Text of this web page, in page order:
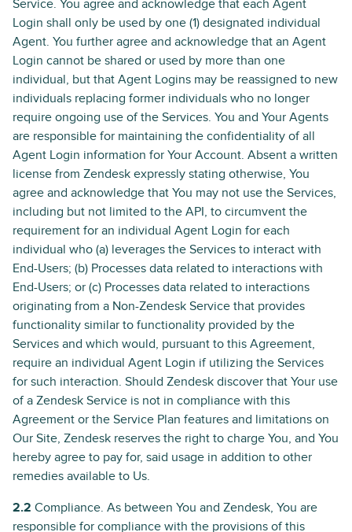
Service. You agree and acknowledge that each Agent
Login shall only be used by one (1) designated individual
Agent. You further agree and acknowledge that an Agent
Login cannot be shared or used by more than one
individual, but that Agent Logins may be reassigned to new
individuals replacing former individuals who no longer
require ongoing use of the Services. You and Your Agents
are responsible for maintaining the confidentiality of all
Agent Login information for Your Account. Absent a written
license from Zendesk expressly stating otherwise, You
agree and acknowledge that You may not use the Services,
including but not limited to the API, to circumvent the
requirement for an individual Agent Login for each
individual who (a) leverages the Services to interact with
End-Users; (b) Processes data related to interactions with
End-Users; or (c) Processes data related to interactions
originating from a Non-Zendesk Service that provides
functionality similar to functionality provided by the
Services and which would, pursuant to this Agreement,
require an individual Agent Login if utilizing the Services
for such interaction. Should Zendesk discover that Your use
of a Zendesk Service is not in compliance with this
Agreement or the Service Plan features and limitations on
Our Site, Zendesk reserves the right to charge You, and You
hereby agree to pay for, said usage in addition to other
remedies available to Us.
2.2 Compliance. As between You and Zendesk, You are
responsible for compliance with the provisions of this